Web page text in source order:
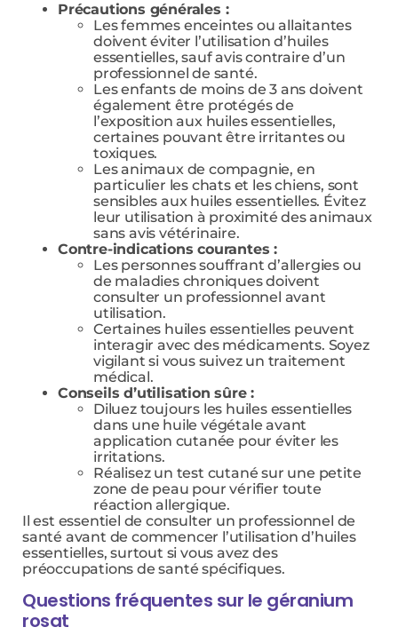
Précautions générales :
Les femmes enceintes ou allaitantes
doivent éviter l’utilisation d’huiles
essentielles, sauf avis contraire d’un
professionnel de santé.
Les enfants de moins de 3 ans doivent
également être protégés de
l’exposition aux huiles essentielles,
certaines pouvant être irritantes ou
toxiques.
Les animaux de compagnie, en
particulier les chats et les chiens, sont
sensibles aux huiles essentielles. Évitez
leur utilisation à proximité des animaux
sans avis vétérinaire.
Contre-indications courantes :
Les personnes souffrant d’allergies ou
de maladies chroniques doivent
consulter un professionnel avant
utilisation.
Certaines huiles essentielles peuvent
interagir avec des médicaments. Soyez
vigilant si vous suivez un traitement
médical.
Conseils d’utilisation sûre :
Diluez toujours les huiles essentielles
dans une huile végétale avant
application cutanée pour éviter les
irritations.
Réalisez un test cutané sur une petite
zone de peau pour vérifier toute
réaction allergique.
Il est essentiel de consulter un professionnel de
santé avant de commencer l’utilisation d’huiles
essentielles, surtout si vous avez des
préoccupations de santé spécifiques.
Questions fréquentes sur le géranium
rosat